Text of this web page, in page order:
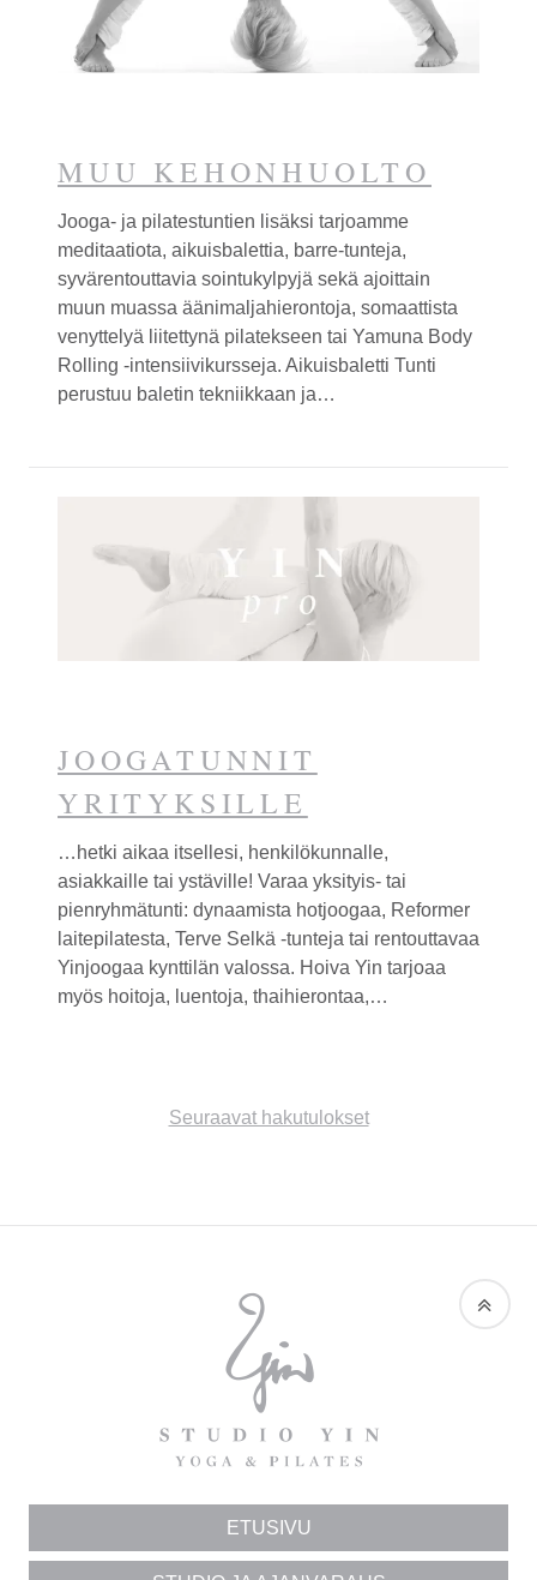
MUU KEHON­HUOLTO
Jooga- ja pilatestuntien lisäksi tarjoamme
meditaatiota, aikuisbalettia, barre-tunteja,
syvärentouttavia sointukylpyjä sekä ajoittain
muun muassa äänimaljahierontoja, somaattista
venyttelyä liitettynä pilatekseen tai Yamuna Body
Rolling -intensiivikursseja. Aikuisbaletti Tunti
perustuu baletin tekniikkaan ja…
JOOGATUNNIT
YRITYKSILLE
…hetki aikaa itsellesi, henkilökunnalle,
asiakkaille tai ystäville! Varaa yksityis- tai
pienryhmätunti: dynaamista hotjoogaa, Reformer
laitepilatesta, Terve Selkä -tunteja tai rentouttavaa
Yinjoogaa kynttilän valossa. Hoiva Yin tarjoaa
myös hoitoja, luentoja, thaihierontaa,…
Hakutulosnavigaatio
Seuraavat hakutulokset
STUDIO
STUDIO
KEHONHUOLTOON
ERIKOISTUNUT
JOOGA-
ETUSIVU